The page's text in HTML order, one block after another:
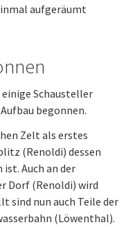
aufgeräumt
einige Schausteller
begonnen.
Zelt als erstes
(Renoldi) dessen
Auch an der
Dorf (Renoldi) wird
sind nun auch Teile der
(Löwenthal).